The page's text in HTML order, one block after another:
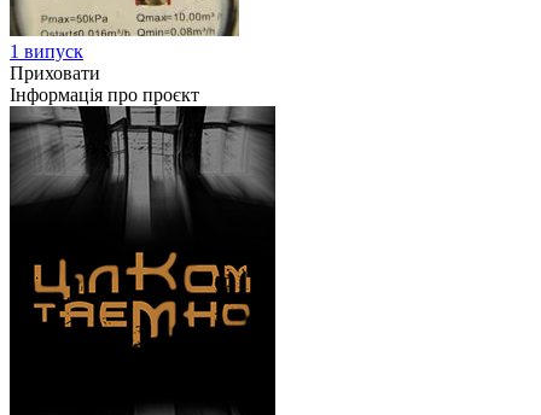
1 випуск
Приховати
Інформація про проєкт